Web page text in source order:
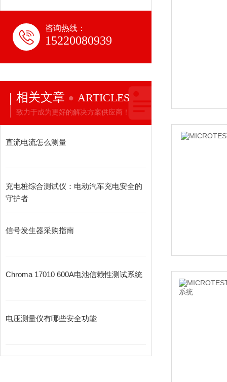
咨询热线：
15220080939
相关文章 ARTICLES
致力于成为更好的解决方案供应商！
直流电流怎么测量
充电桩综合测试仪：电动汽车充电安全的
守护者
信号发生器采购指南
Chroma 17010 600A电池信赖性测试系统
电压测量仪有哪些安全功能